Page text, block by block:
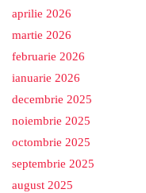
aprilie 2026
martie 2026
februarie 2026
ianuarie 2026
decembrie 2025
noiembrie 2025
octombrie 2025
septembrie 2025
august 2025